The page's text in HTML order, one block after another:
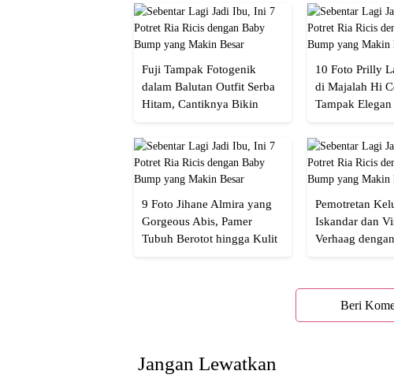
Fuji Tampak Fotogenik
dalam Balutan Outfit Serba
Hitam, Cantiknya Bikin
10 Foto Prilly
di Majalah Hi
Tampak Elegan
9 Foto Jihane Almira yang
Gorgeous Abis, Pamer
Tubuh Berotot hingga Kulit
Pemotretan
Iskandar dan
Verhaag
Beri
Jangan Lewatkan